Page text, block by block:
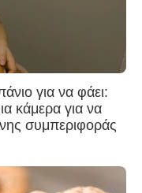
για να φάει:
κάμερα για να
συμπεριφοράς